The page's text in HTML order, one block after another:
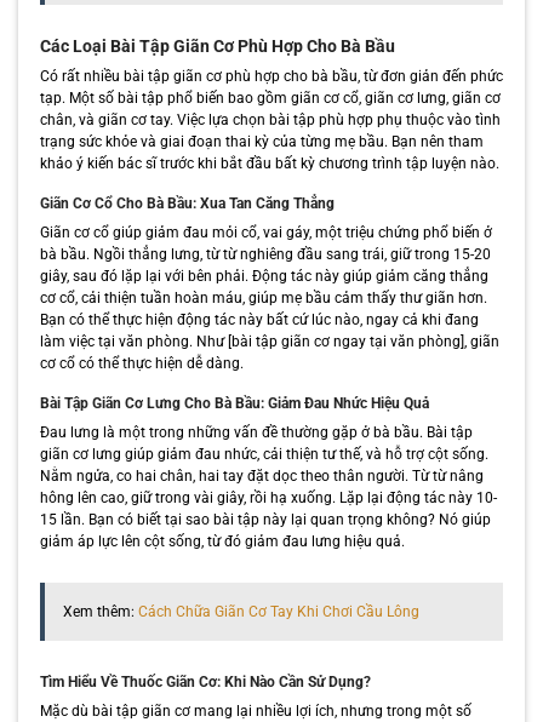
Các Loại Bài Tập Giãn Cơ Phù Hợp Cho Bà Bầu
Có rất nhiều bài tập giãn cơ phù hợp cho bà bầu, từ đơn giản đến phức
tạp. Một số bài tập phổ biến bao gồm giãn cơ cổ, giãn cơ lưng, giãn cơ
chân, và giãn cơ tay. Việc lựa chọn bài tập phù hợp phụ thuộc vào tình
trạng sức khỏe và giai đoạn thai kỳ của từng mẹ bầu. Bạn nên tham
khảo ý kiến bác sĩ trước khi bắt đầu bất kỳ chương trình tập luyện nào.
Giãn Cơ Cổ Cho Bà Bầu: Xua Tan Căng Thẳng
Giãn cơ cổ giúp giảm đau mỏi cổ, vai gáy, một triệu chứng phổ biến ở
bà bầu. Ngồi thẳng lưng, từ từ nghiêng đầu sang trái, giữ trong 15-20
giây, sau đó lặp lại với bên phải. Động tác này giúp giảm căng thẳng
cơ cổ, cải thiện tuần hoàn máu, giúp mẹ bầu cảm thấy thư giãn hơn.
Bạn có thể thực hiện động tác này bất cứ lúc nào, ngay cả khi đang
làm việc tại văn phòng. Như [bài tập giãn cơ ngay tại văn phòng], giãn
cơ cổ có thể thực hiện dễ dàng.
Bài Tập Giãn Cơ Lưng Cho Bà Bầu: Giảm Đau Nhức Hiệu Quả
Đau lưng là một trong những vấn đề thường gặp ở bà bầu. Bài tập
giãn cơ lưng giúp giảm đau nhức, cải thiện tư thế, và hỗ trợ cột sống.
Nằm ngửa, co hai chân, hai tay đặt dọc theo thân người. Từ từ nâng
hông lên cao, giữ trong vài giây, rồi hạ xuống. Lặp lại động tác này 10-
15 lần. Bạn có biết tại sao bài tập này lại quan trọng không? Nó giúp
giảm áp lực lên cột sống, từ đó giảm đau lưng hiệu quả.
Xem thêm: Cách Chữa Giãn Cơ Tay Khi Chơi Cầu Lông
Tìm Hiểu Về Thuốc Giãn Cơ: Khi Nào Cần Sử Dụng?
Mặc dù bài tập giãn cơ mang lại nhiều lợi ích, nhưng trong một số